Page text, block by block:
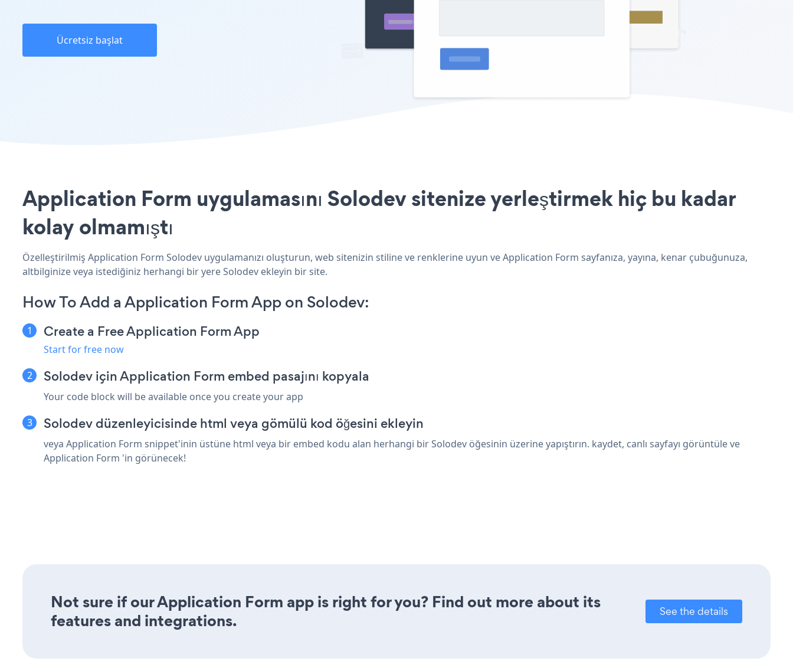
Ücretsiz başlat
Application Form uygulamasını Solodev sitenize yerleştirmek hiç bu kadar
kolay olmamıştı
Özelleştirilmiş Application Form Solodev uygulamanızı oluşturun, web sitenizin stiline ve renklerine uyun ve Application Form sayfanıza, yayına, kenar çubuğunuza,
altbilginize veya istediğiniz herhangi bir yere Solodev ekleyin bir site.
How To Add a Application Form App on Solodev:
Create a Free Application Form App
Start for free now
Solodev için Application Form embed pasajını kopyala
Your code block will be available once you create your app
Solodev düzenleyicisinde html veya gömülü kod öğesini ekleyin
veya Application Form snippet'inin üstüne html veya bir embed kodu alan herhangi bir Solodev öğesinin üzerine yapıştırın. kaydet, canlı sayfayı görüntüle ve
Application Form 'in görünecek!
Not sure if our Application Form app is right for you? Find out more about its
features and integrations.
See the details